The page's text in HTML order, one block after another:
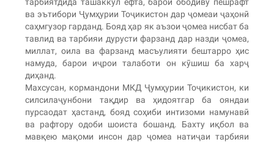
ва эътибори Ҷумҳурии Тоҷикистон дар ҷомеаи ҷаҳонӣ
саҳмгузор гарданд. Бояд ҳар як аъзои ҷомеа нисбат ба
тавлид ва тарбияи дурусти фарзанд дар назди ҷомеа,
миллат, оила ва фарзанд масъулияти бештарро ҳис
намуда, барои иҷрои талаботи он кӯшиш ба харҷ
диҳанд.
Махсусан, кормандони МКД Ҷумҳурии Тоҷикистон, ки
силсилаҷунбони тақдир ва ҳидоятгар ба ояндаи
пурсаодат ҳастанд, бояд соҳиби интизоми намунавӣ
ва рафтору одоби шоиста бошанд. Бахту иқбол ва
мавқею мақоми инсон дар ҷомеа натиҷаи тарбияи